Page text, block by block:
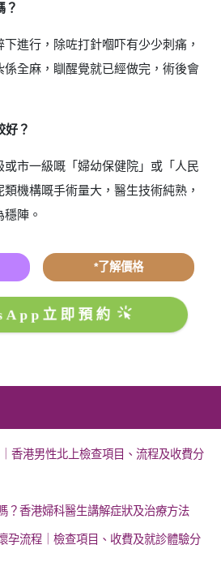
？
進行，除咗打針嗰吓有少少刺痛，
全麻，瞓醒覺就已經做完，術後會
好？
市一級嘅「婦幼保健院」或「人民
機構嘅手術量大，醫生技術純熟，
陣。
*了解價格
立即預約
香港男性北上檢查項目、流程及收費分
？香港婦科醫生講解症狀及治療方法
孕流程｜檢查項目、收費及就診體驗分